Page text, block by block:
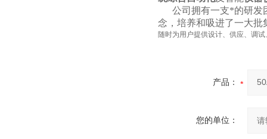
公司拥有一支*的研发
念，培养和吸进了一大批
随时为用户提供设计、供应、调
产品：
您的单位：